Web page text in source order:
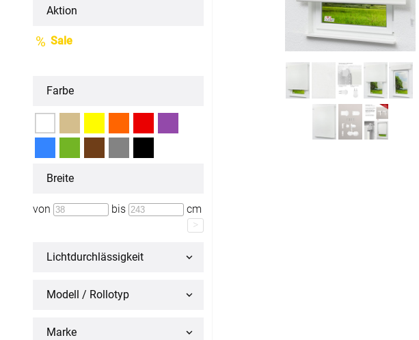
Jalousien
Maßanfertigung
Fertiggrößen
Flächenvorhang
Aktion
Sale
Farbe
Breite
von bis
cm
>
Licht­durchlässigkeit
Modell / Rollotyp
Marke